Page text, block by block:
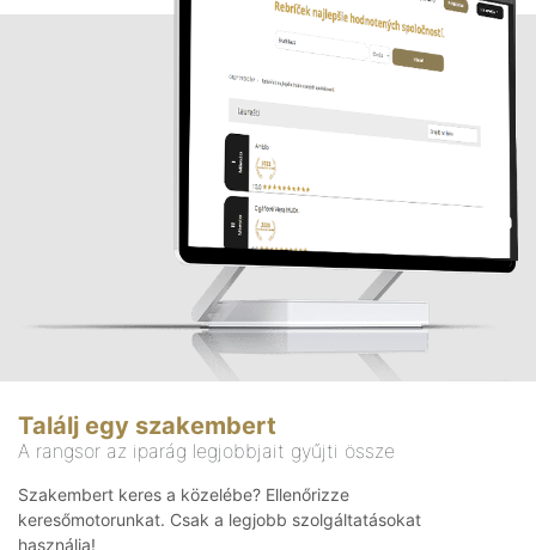
Találj egy szakembert
A rangsor az iparág legjobbjait gyűjti össze
Szakembert keres a közelébe? Ellenőrizze
keresőmotorunkat. Csak a legjobb szolgáltatásokat
használja!